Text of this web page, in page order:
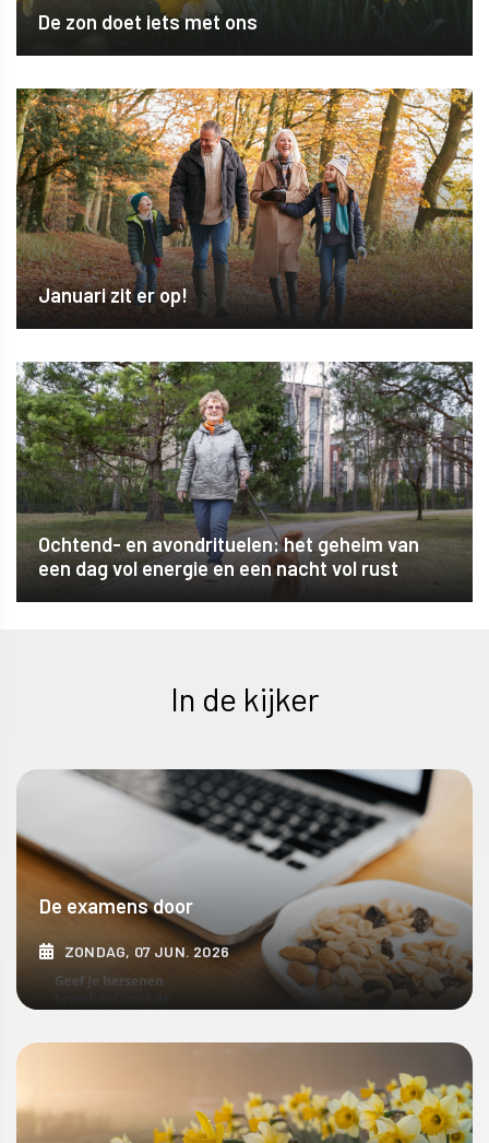
De zon doet iets met ons
Januari zit er op!
Ochtend- en avondrituelen: het geheim van
een dag vol energie en een nacht vol rust
In de kijker
De examens door
ZONDAG, 07 JUN. 2026
ONTDEK MEER